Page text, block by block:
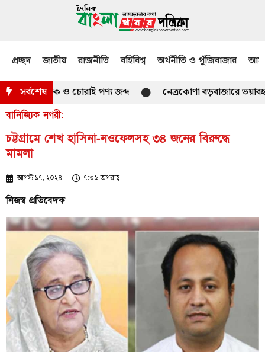
প্রচ্ছদ জাতীয় রাজনীতি বহিবিশ্ব অর্থনীতি ও পুঁজিবাজার
সর্বশেষ
মাদক ও চোরাই পণ্য জব্দ নেত্রকোণা বড়বাজারে ভয়াবহ
বানিজ্যিক নগরী:
চট্টগ্রামে শেখ হাসিনা-নওফেলসহ ৩৪ জনের বিরুদ্ধে
মামলা
আগস্ট ১৭, ২০২৪ ৭:৩৯ অপরাহ্ণ
নিজস্ব প্রতিবেদক